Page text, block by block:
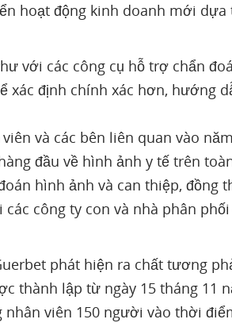
hoạt động kinh doanh mới dựa
với các công cụ hỗ trợ chẩn
định chính xác hơn, hướng
và các bên liên quan vào
đầu về hình ảnh y tế trên
hình ảnh và can thiệp, đồng
công ty con và nhà phân
phát hiện ra chất tương
thành lập từ ngày 15 tháng 11
viên 150 người vào thời